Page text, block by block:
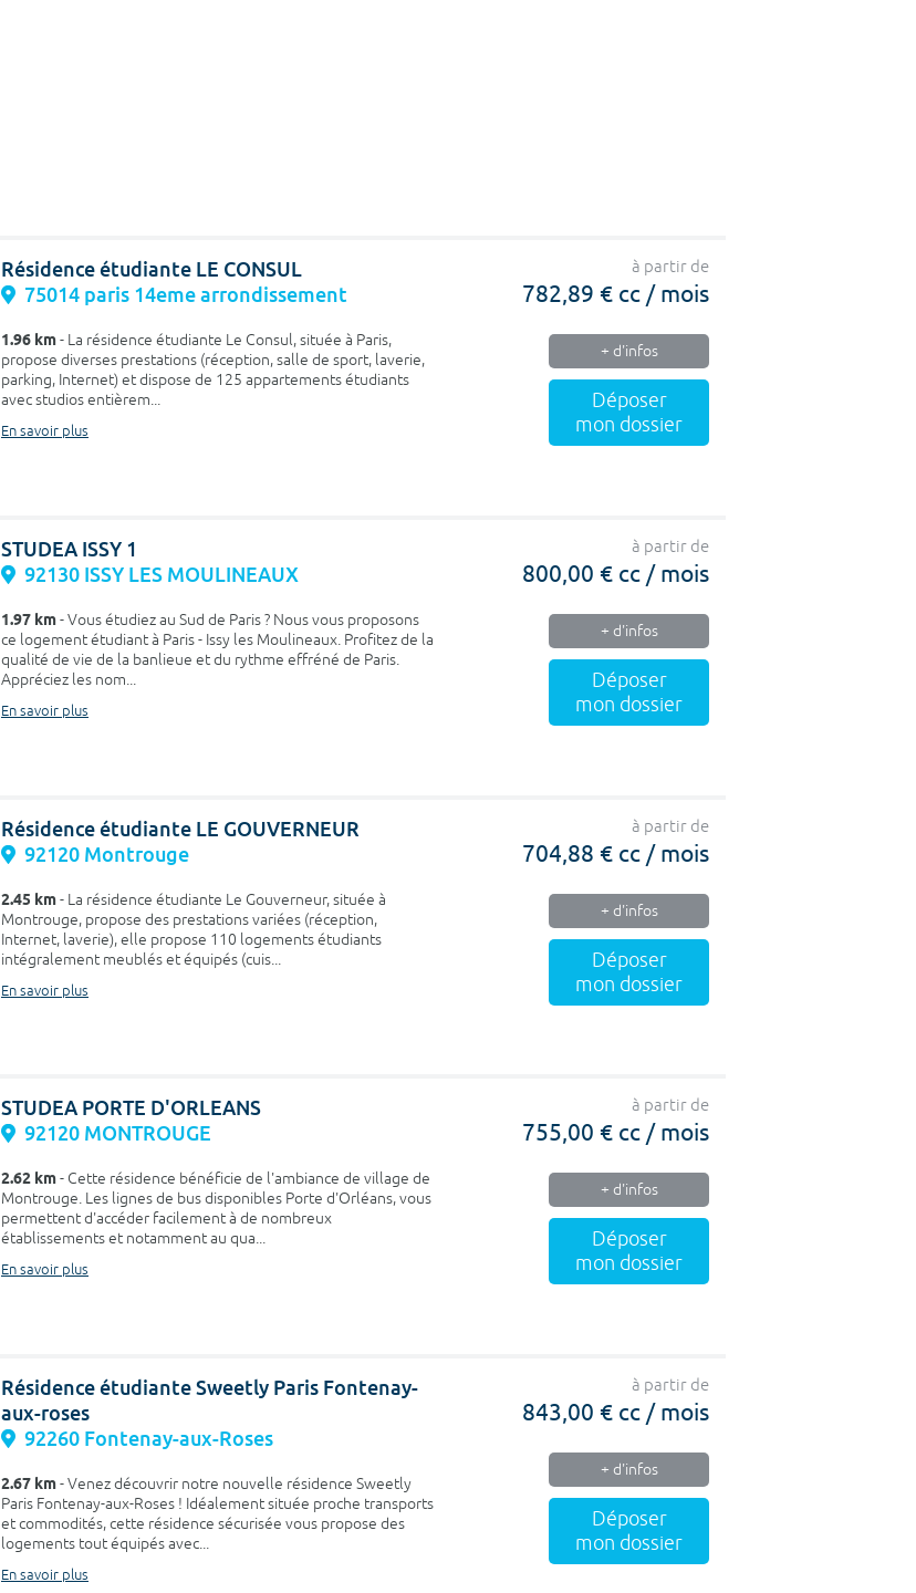
Résidence étudiante LE CONSUL
75014 paris 14eme arrondissement
1.96 km- La résidence étudiante Le Consul, située à Paris,
propose diverses prestations (réception, salle de sport, laverie,
parking, Internet) et dispose de 125 appartements étudiants
avec studios entièrem...
En savoir plus
à partir de
782,89 € cc / mois
+ d'infos
Déposer
mon dossier
STUDEA ISSY 1
92130 ISSY LES MOULINEAUX
1.97 km- Vous étudiez au Sud de Paris ? Nous vous proposons
ce logement étudiant à Paris - Issy les Moulineaux. Profitez de la
qualité de vie de la banlieue et du rythme effréné de Paris.
Appréciez les nom...
En savoir plus
à partir de
800,00 € cc / mois
+ d'infos
Déposer
mon dossier
Résidence étudiante LE GOUVERNEUR
92120 Montrouge
2.45 km- La résidence étudiante Le Gouverneur, située à
Montrouge, propose des prestations variées (réception,
Internet, laverie), elle propose 110 logements étudiants
intégralement meublés et équipés (cuis...
En savoir plus
à partir de
704,88 € cc / mois
+ d'infos
Déposer
mon dossier
STUDEA PORTE D'ORLEANS
92120 MONTROUGE
2.62 km- Cette résidence bénéficie de l'ambiance de village de
Montrouge. Les lignes de bus disponibles Porte d'Orléans, vous
permettent d'accéder facilement à de nombreux
établissements et notamment au qua...
En savoir plus
à partir de
755,00 € cc / mois
+ d'infos
Déposer
mon dossier
Résidence étudiante Sweetly Paris Fontenay-
aux-roses
92260 Fontenay-aux-Roses
2.67 km- Venez découvrir notre nouvelle résidence Sweetly
Paris Fontenay-aux-Roses ! Idéalement située proche transports
et commodités, cette résidence sécurisée vous propose des
logements tout équipés avec...
En savoir plus
à partir de
843,00 € cc / mois
+ d'infos
Déposer
mon dossier